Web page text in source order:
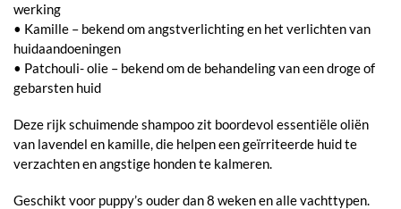
werking
• Kamille – bekend om angstverlichting en het verlichten van
huidaandoeningen
• Patchouli- olie – bekend om de behandeling van een droge of
gebarsten huid
Deze rijk schuimende shampoo zit boordevol essentiële oliën
van lavendel en kamille, die helpen een geïrriteerde huid te
verzachten en angstige honden te kalmeren.
Geschikt voor puppy’s ouder dan 8 weken en alle vachttypen.